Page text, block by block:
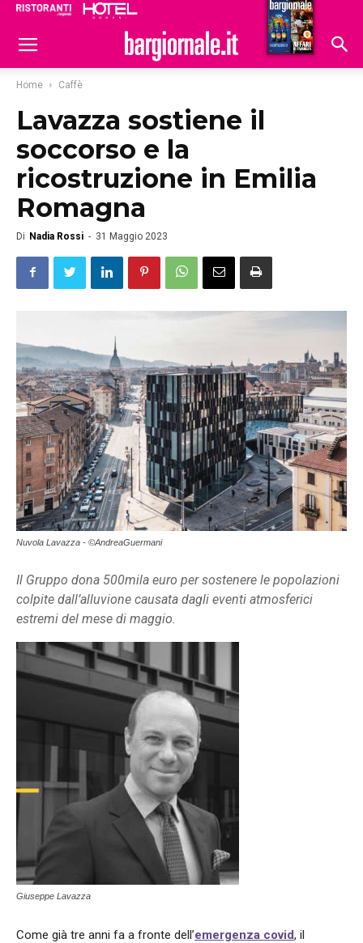
Hoteldomani
Home Caffè
Lavazza sostiene il
soccorso e la
ricostruzione in Emilia
Romagna
Di Nadia Rossi - 31 Maggio 2023
Nuvola Lavazza - ©AndreaGuermani
Il Gruppo dona 500mila euro per sostenere le popolazioni
colpite dall’alluvione causata dagli eventi atmosferici
estremi del mese di maggio.
Giuseppe Lavazza
Come già tre anni fa a fronte dell’emergenza covid, il